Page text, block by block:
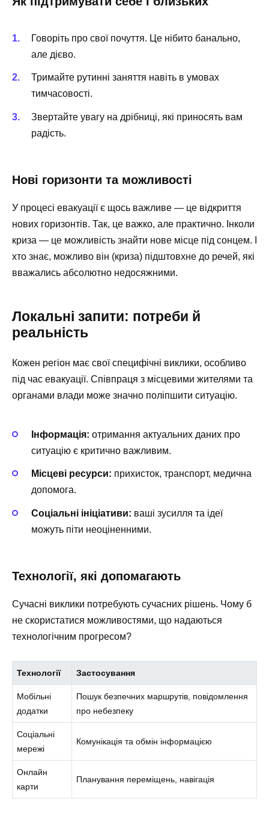
Говоріть про свої почуття. Це нібито банально,
але дієво.
Тримайте рутинні заняття навіть в умовах
тимчасовості.
Звертайте увагу на дрібниці, які приносять вам
радість.
Нові горизонти та можливості
У процесі евакуації є щось важливе — це відкриття
нових горизонтів. Так, це важко, але практично. Інколи
криза — це можливість знайти нове місце під сонцем. І
хто знає, можливо він (криза) підштовхне до речей, які
вважались абсолютно недосяжними.
Локальні запити: потреби й
реальність
Кожен регіон має свої специфічні виклики, особливо
під час евакуації. Співпраця з місцевими жителями та
органами влади може значно поліпшити ситуацію.
Інформація: отримання актуальних даних про
ситуацію є критично важливим.
Місцеві ресурси: прихисток, транспорт, медична
допомога.
Соціальні ініціативи: ваші зусилля та ідеї
можуть піти неоціненними.
Технології, які допомагають
Сучасні виклики потребують сучасних рішень. Чому б
не скористатися можливостями, що надаються
технологічним прогресом?
Технології Застосування
Мобільні
додатки
Пошук безпечних маршрутів, повідомлення
про небезпеку
Соціальні
мережі
Комунікація та обмін інформацією
Онлайн
карти
Планування переміщень, навігація